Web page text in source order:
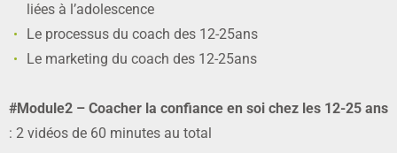
liées à l’adolescence
Le processus du coach des 12-25ans
Le marketing du coach des 12-25ans
#Module2 – Coacher la confiance en soi chez les 12-25 ans
: 2 vidéos de 60 minutes au total